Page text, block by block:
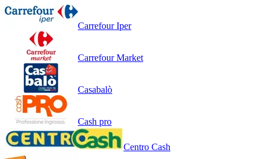
Carrefour Iper
Carrefour Market
Casabalò
Cash pro
Centro Cash